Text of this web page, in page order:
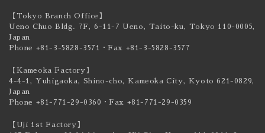
【Tokyo Branch Office】
Ueno Chuo Bldg. 7F, 6-11-7 Ueno, Taito-ku, Tokyo 110-0005,
Japan
Phone +81-3-5828-3571
・Fax +81-3-5828-3577
【Kameoka Factory】
4-4-1, Yuhigaoka, Shino-cho, Kameoka City, Kyoto 621-0829,
Japan
Phone +81-771-29-0360 ・Fax +81-771-29-0359
【Uji 1st Factory】